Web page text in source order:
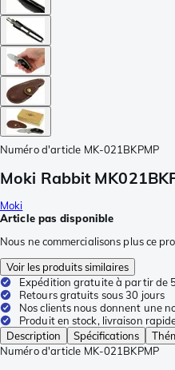
Numéro d'article MK-021BKPMP
Moki Rabbit
Moki
Article pas disponible
Nous ne commercialisons plus ce
Voir les produits similaires
Expédition gratuite à partir de
Retours gratuits sous 30 jours
Nos clients nous donnent une
Produit en stock, livraison
Description
Spécifications
Numéro d'article MK-021BKPMP